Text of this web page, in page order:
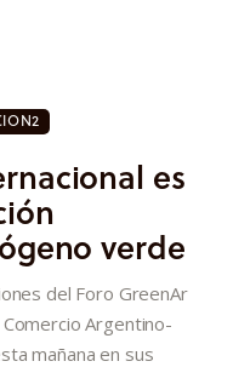
es
verde
del Foro GreenAr
Argentino-
mañana en sus